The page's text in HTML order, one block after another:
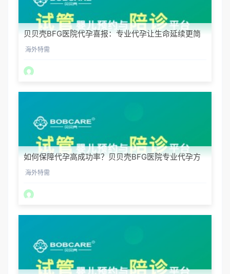
贝贝壳BFG医院代孕喜报：专业代孕让生命延续更简
单
海外特需
如何保障代孕高成功率？贝贝壳BFG医院专业代孕方
案解析
海外特需